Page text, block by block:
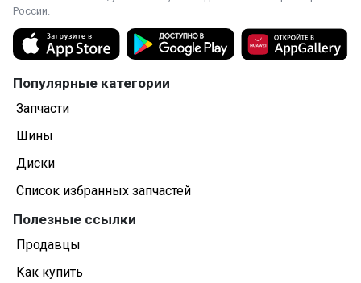
России.
Популярные категории
Запчасти
Шины
Диски
Список избранных запчастей
Полезные ссылки
Продавцы
Как купить